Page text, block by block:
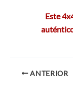
Este
ANTERIOR